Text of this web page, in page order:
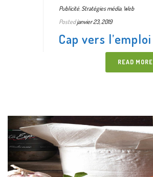
Publicité,Stratégies média, Web
Postedjanvier 23, 2019
Cap vers l’emploi
READ MORE